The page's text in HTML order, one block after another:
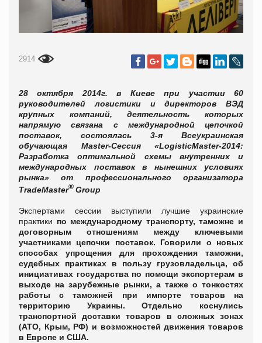
2914
28 октября 2014г. в Киеве при участии 60
руководителей логистики и директоров ВЭД
крупных компаний, деятельность которых
напрямую связана с международной цепочкой
поставок, состоялась 3-я Всеукраинская
обучающая Master-Cессия «LogisticMaster-2014:
Разработка оптимальной схемы внутренних и
международных поставок в нынешних условиях
рынка» от профессионального организатора
TradeMaster® Group
Экспертами сессии выступили лучшие украинские
практики по международному транспорту, таможне и
договорным отношениям между ключевыми
участниками цепочки поставок. Говорили о новых
способах упрощения для прохождения таможни,
судебных практиках в пользу грузовладельца, об
инициативах государства по помощи экспортерам в
выходе на зарубежные рынки, а также о тонкостях
работы с таможней при импорте товаров на
территорию Украины. Отдельно коснулись
транспортной доставки товаров в сложных зонах
(АТО, Крым, РФ) и возможностей движения товаров
в Европе и США.